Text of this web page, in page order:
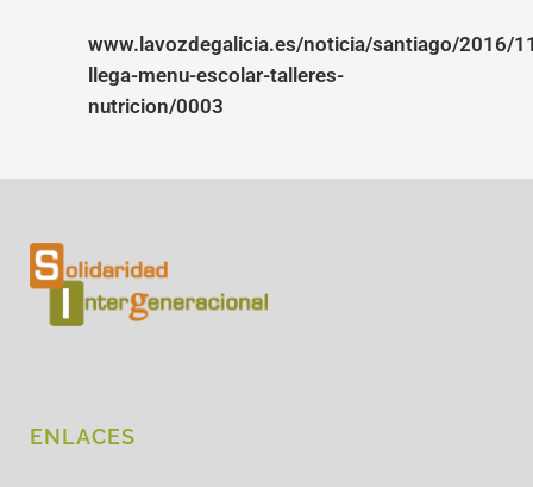
www.lavozdegalicia.es/noticia/santiago/2016/
llega-menu-escolar-talleres-
nutricion/0003
ENLACES